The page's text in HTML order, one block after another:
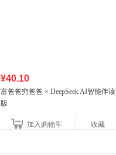
¥40.10
富爸爸穷爸爸 × DeepSeek AI智能伴读
版
加入购物车 收藏